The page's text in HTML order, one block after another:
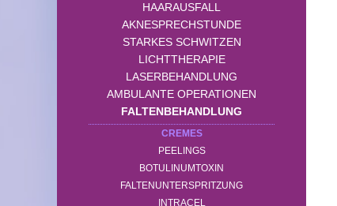
HAARAUSFALL
AKNESPRECHSTUNDE
STARKES SCHWITZEN
LICHTTHERAPIE
LASERBEHANDLUNG
AMBULANTE OPERATIONEN
FALTENBEHANDLUNG
CREMES
PEELINGS
BOTULINUMTOXIN
FALTENUNTERSPRITZUNG
INTRACEL